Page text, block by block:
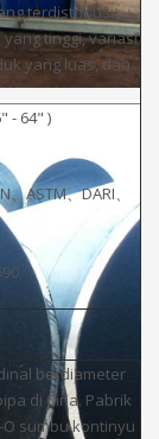
terdistribusi
tinggi, variasi
yang luas, dan
- 64" )
ASTM、DARI、
berdiameter
di Cina. Pabrik
sumbu kontinyu